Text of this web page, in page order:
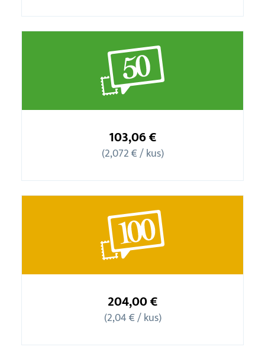
Balíček
známok
103,06 €
(2,072 € / kus)
Balíček
známok
204,00 €
(2,04 € / kus)